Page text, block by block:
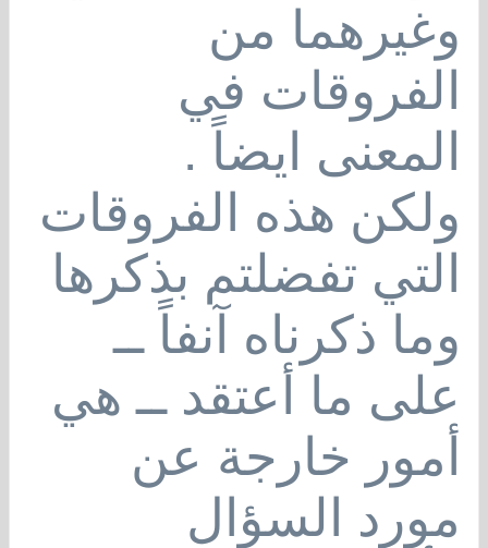
وغيرهما من
الفروقات في
المعنى ايضاً .
ولكن هذه الفروقات
التي تفضلتم بذكرها
وما ذكرناه آنفاً ــ
على ما أعتقد ــ هي
أمور خارجة عن
مورد السؤال